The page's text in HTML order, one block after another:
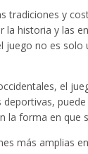
y
historia y las
no es
el
forma en
más amplias